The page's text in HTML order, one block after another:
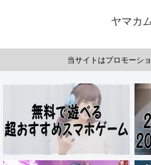
ヤマカ
当サイトはプロモーシ